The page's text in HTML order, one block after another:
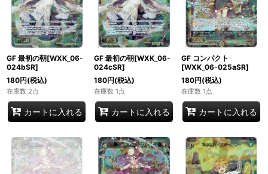
GF 最初の朝[WXK_06-
024bSR]
180円(税込)
在庫数 2点
カートに入れる
GF 最初の朝[WXK_06-
024cSR]
180円(税込)
在庫数 1点
カートに入れる
GF コンパクト
[WXK_06-025aSR]
180円(税込)
在庫数 1点
カートに入れる